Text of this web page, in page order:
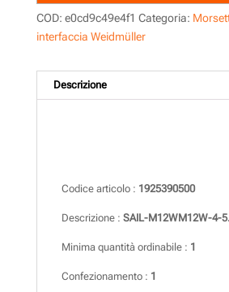
COD: e0cd9c49e4f1 Categoria:
interfaccia Weidmüller
Descrizione
Codice articolo : 1925390500
Descrizione : SAIL-M12WM12W-4-
Minima quantità ordinabile : 1
Confezionamento : 1